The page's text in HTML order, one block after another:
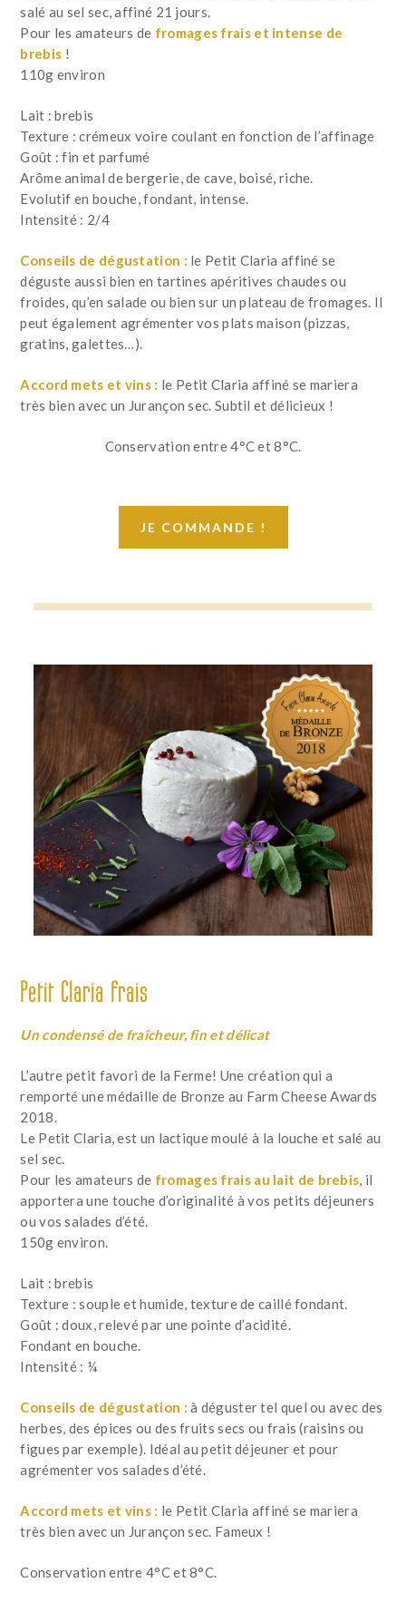
salé au sel sec, affiné 21 jours.
Pour les amateurs de fromages frais et intense de
brebis !
110g environ
Lait : brebis
Texture : crémeux voire coulant en fonction de l’affinage
Goût : fin et parfumé
Arôme animal de bergerie, de cave, boisé, riche.
Evolutif en bouche, fondant, intense.
Intensité : 2/4
Conseils de dégustation : le Petit Claria affiné se
déguste aussi bien en tartines apéritives chaudes ou
froides, qu’en salade ou bien sur un plateau de fromages. Il
peut également agrémenter vos plats maison (pizzas,
gratins, galettes…).
Accord mets et vins : le Petit Claria affiné se mariera
très bien avec un Jurançon sec. Subtil et délicieux !
Conservation entre 4°C et 8°C.
JE COMMANDE !
Petit Claria frais
Un condensé de fraîcheur, fin et délicat
L’autre petit favori de la Ferme! Une création qui a
remporté une médaille de Bronze au Farm Cheese Awards
2018.
Le Petit Claria, est un lactique moulé à la louche et salé au
sel sec.
Pour les amateurs de fromages frais au lait de brebis , il
apportera une touche d’originalité à vos petits déjeuners
ou vos salades d’été.
150g environ.
Lait : brebis
Texture : souple et humide, texture de caillé fondant.
Goût : doux, relevé par une pointe d’acidité.
Fondant en bouche.
Intensité : ¼
Conseils de dégustation : à déguster tel quel ou avec des
herbes, des épices ou des fruits secs ou frais (raisins ou
figues par exemple). Idéal au petit déjeuner et pour
agrémenter vos salades d’été.
Accord mets et vins : le Petit Claria affiné se mariera
très bien avec un Jurançon sec. Fameux !
Conservation entre 4°C et 8°C.